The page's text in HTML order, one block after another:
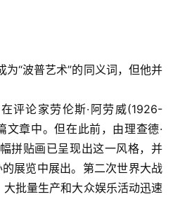
为“波普艺术”的同义词，但他并
评论家劳伦斯·阿劳威(1926-
章中。但在此前，由理查德·
拼贴画已呈现出这一风格，并
展览中展出。第二次世界大战
批量生产和大众娱乐活动迅速